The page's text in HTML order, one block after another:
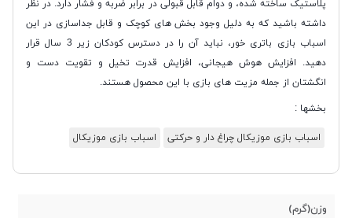
پلاستیک ساخته شده، و دوام قابل قبولی در برابر ضربه و فشار دارد. در نظر
داشته باشید که به دلیل وجود بخش های کوچک و قابل جداسازی در این
اسباب بازی باتری خور، نباید آن را در دسترس کودکان زیر 3 سال قرار
دهید. افزایش هوش هیجانی، افزایش قدرت تخیل و تقویت دست و
انگشتان از جمله مزیت های بازی با این محصول هستند.
بخشها :
اسباب بازی موزیکال چراغ دار و حرکتی اسباب بازی موزیکال
وزن(گرم)